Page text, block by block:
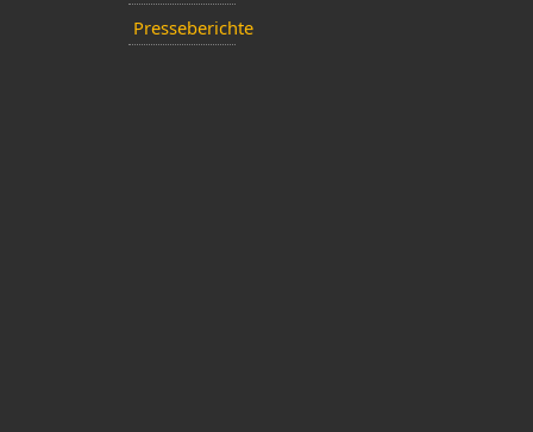
Presseberichte